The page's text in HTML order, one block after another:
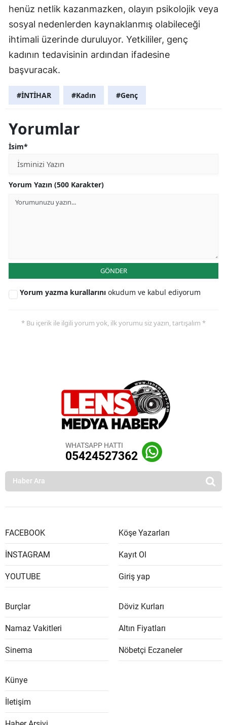
henüz netlik kazanmazken, olayın psikolojik veya
sosyal nedenlerden kaynaklanmış olabileceği
ihtimali üzerinde duruluyor. Yetkililer, genç
kadının tedavisinin ardından ifadesine
başvuracak.
#İNTİHAR #Kadın #Genç
Yorumlar
İsim*
Yorum Yazın (500 Karakter)
GÖNDER
Yorum yazma kurallarını okudum ve kabul ediyorum
* Bu içerik ile ilgili yorum yok, ilk yorumu siz yazın, tartışalım *
WHATSAPP HATTI
05424527362
FACEBOOK
İNSTAGRAM
YOUTUBE
Köşe Yazarları
Kayıt Ol
Giriş yap
Burçlar
Namaz Vakitleri
Sinema
Döviz Kurları
Altın Fiyatları
Nöbetçi Eczaneler
Künye
İletişim